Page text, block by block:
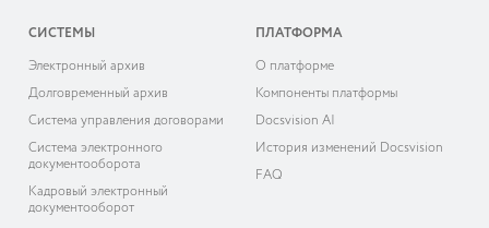
СИСТЕМЫ
Электронный архив
Долговременный архив
Система управления договорами
Система электронного
документооборота
Кадровый электронный
документооборот
ПЛАТФОРМА
О платформе
Компоненты платформы
Docsvision AI
История изменений Docsvision
FAQ